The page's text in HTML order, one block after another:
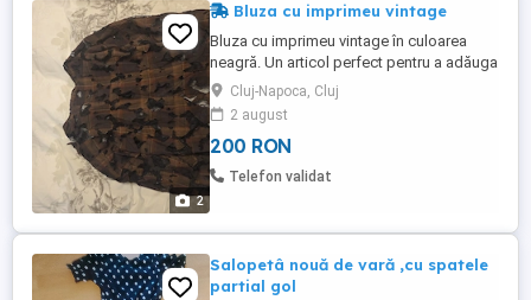
2
Bluza cu imprimeu vintage
Bluza cu imprimeu vintage în culoarea
neagră. Un articol perfect pentru a adăuga
un strop de stil retro la ținutele tale. Poate
fi purtată atât la birou, cât și la o ieșire în
oraș. Adaugă o notă de originalitate
garderobei tale! Stare bună cu mentiunea
ca are 2 gauri in material vizibile in ultima
Cluj-Napoca, Cluj
2 august
200 RON
Telefon validat
Salopetâ nouă de vară ,cu spatele
partial gol